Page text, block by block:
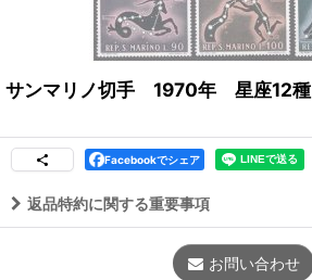
サンマリノ切手 1970年 星座12種
Facebookでシェア
返品特約に関する重要事項
お問い合わせ